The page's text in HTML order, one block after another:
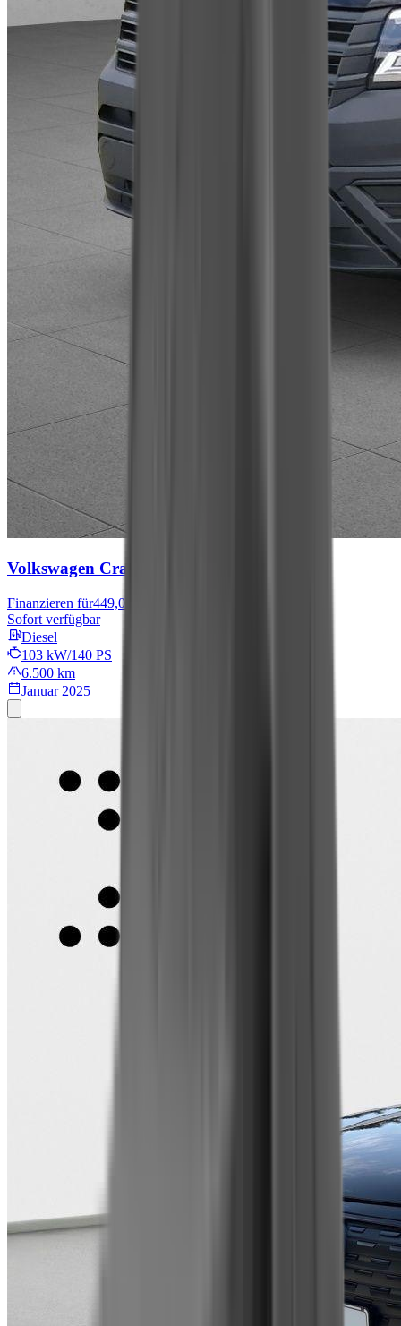
Volkswagen Crafter
Finanzieren für449,05 € mtl.
Sofort verfügbar
Diesel
103 kW/140 PS
6.500 km
Januar 2025